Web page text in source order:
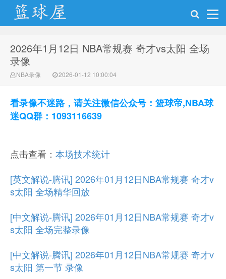
NBA录像网
2026年1月12日 NBA常规赛 奇才vs太阳 全场
录像
NBA录像 2026-01-12 10:00:04
看录像不迷路，请关注微信公众号：篮球帝,NBA球
迷QQ群：1093116639
点击查看： 本场技术统计
[英文解说-腾讯] 2026年01月12日NBA常规赛 奇才v
s太阳 全场精华回放
[中文解说-腾讯] 2026年01月12日NBA常规赛 奇才v
s太阳 全场完整录像
[中文解说-腾讯] 2026年01月12日NBA常规赛 奇才v
s太阳 第一节 录像